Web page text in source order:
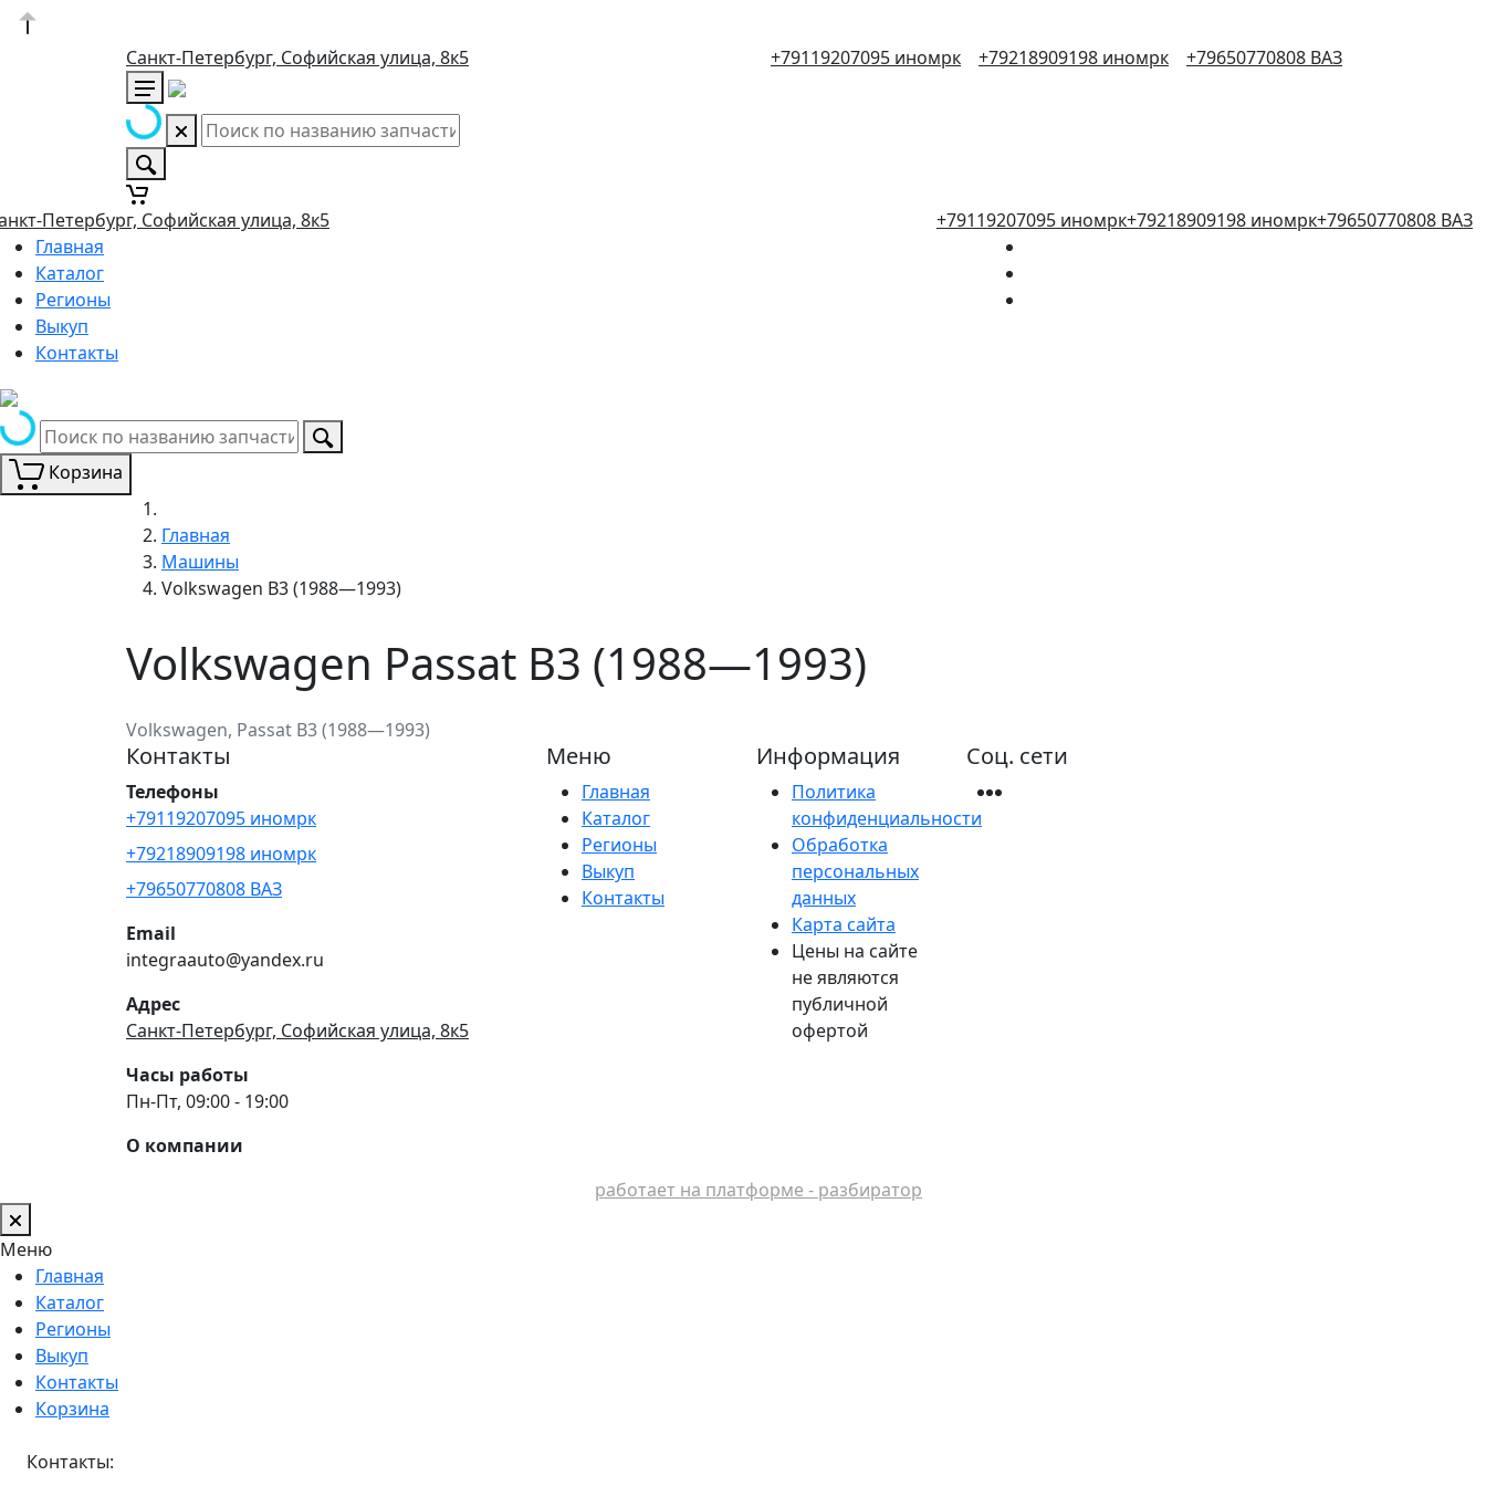
Санкт-Петербург, Софийская улица, 8к5 +79119207095 иномрк +79218909198 иномрк +79650770808 ВАЗ
Петербург, Софийская улица, 8к5 +79119207095 иномрк+79218909198 иномрк+79650770808 ВАЗ
Главная
Каталог
Регионы
Выкуп
Контакты
Корзина
Главная
Машины
Volkswagen B3 (1988—1993)
Volkswagen Passat B3 (1988—1993)
Volkswagen, Passat B3 (1988—1993)
Контакты
Телефоны
+79119207095 иномрк
+79218909198 иномрк
+79650770808 ВАЗ
Email
integraauto@yandex.ru
Адрес
Санкт-Петербург, Софийская улица, 8к5
Часы работы
Пн-Пт, 09:00 - 19:00
О компании
Меню
Главная
Каталог
Регионы
Выкуп
Контакты
Информация
Политика
конфиденциальности
Обработка
персональных
данных
Карта сайта
Цены на сайте
не являются
публичной
офертой
Соц. сети
работает на платформе - разбиратор
Меню
Главная
Каталог
Регионы
Выкуп
Контакты
Корзина
Контакты: